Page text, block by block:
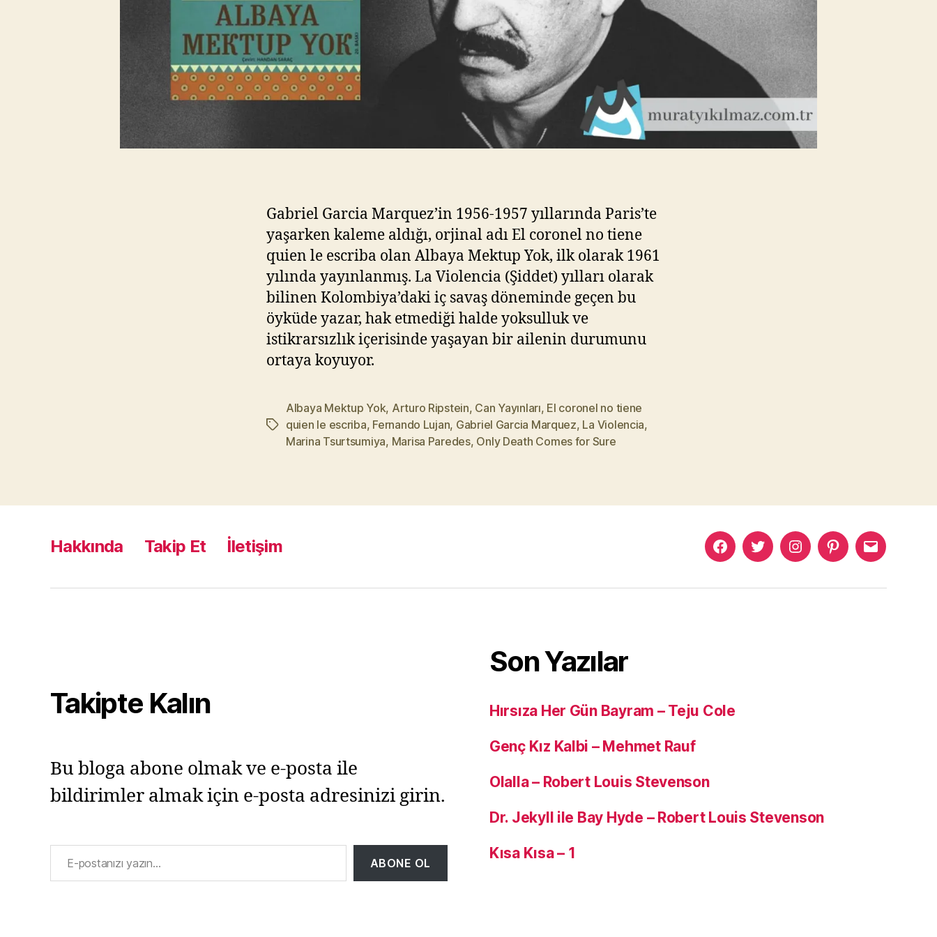
Gabriel Garcia Marquez’in 1956-1957 yıllarında Paris’te
yaşarken kaleme aldığı, orjinal adı El coronel no tiene
quien le escriba olan Albaya Mektup Yok, ilk olarak 1961
yılında yayınlanmış. La Violencia (Şiddet) yılları olarak
bilinen Kolombiya’daki iç savaş döneminde geçen bu
öyküde yazar, hak etmediği halde yoksulluk ve
istikrarsızlık içerisinde yaşayan bir ailenin durumunu
ortaya koyuyor.
Etiketler
Albaya Mektup Yok, Arturo Ripstein, Can Yayınları, El coronel no tiene
quien le escriba, Fernando Lujan, Gabriel Garcia Marquez, La Violencia,
Marina Tsurtsumiya, Marisa Paredes, Only Death Comes for Sure
Hakkında Takip Et İletişim
Murat
Facebook
Murat
Twitter
Murat
Instagram
PinterestMurat
Mail
Takipte Kalın
Bu bloga abone olmak ve e-posta ile
bildirimler almak için e-posta adresinizi girin.
E-postanızı yazın…
ABONE OL
Son Yazılar
Hırsıza Her Gün Bayram – Teju Cole
Genç Kız Kalbi – Mehmet Rauf
Olalla – Robert Louis Stevenson
Dr. Jekyll ile Bay Hyde – Robert Louis Stevenson
Kısa Kısa – 1